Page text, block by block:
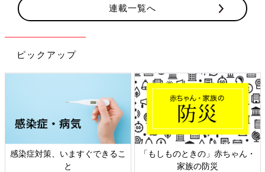
連載一覧へ
ピックアップ
ん・
日本外来小児科学会リーフレッ
六星占術 細木かおりさんの
相談